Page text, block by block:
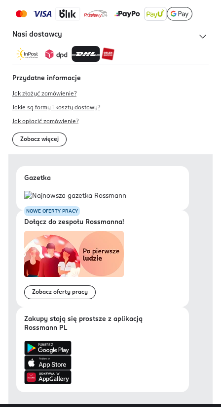
Nasi dostawcy
Przydatne informacje
Jak złożyć zamówienie?
Jakie są formy i koszty dostawy?
Jak opłacić zamówienie?
Zobacz więcej
Gazetka
NOWE OFERTY PRACY
Dołącz do zespołu Rossmanna!
Zobacz oferty pracy
Zakupy stają się prostsze z aplikacją
Rossmann PL